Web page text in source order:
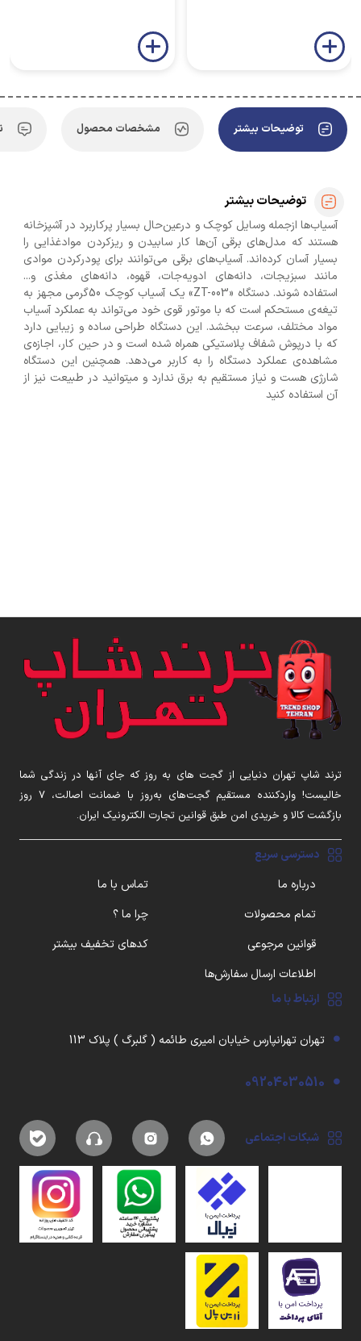
توضیحات بیشتر مشخصات محصول
توضیحات بیشتر
آسیاب‌ها ازجمله وسایل کوچک و درعین‌حال بسیار پرکاربرد در آشپزخانه
هستند که مدل‌های برقی آن‌ها کار سابیدن و ریزکردن موادغذایی را
بسیار آسان کرده‌اند. آسیاب‌های برقی می‌توانند برای پودرکردن موادی
مانند سبزیجات، دانه‌های ادویه‌جات، قهوه، دانه‌های مغذی و...
استفاده شوند. دستگاه «ZT-003» یک آسیاب کوچک 50گرمی مجهز به
تیغه‌ی مستحکم است که با موتور قوی خود می‌تواند به عملکرد آسیاب
مواد مختلف، سرعت ببخشد. این دستگاه طراحی ساده و زیبایی دارد
که با درپوش شفاف پلاستیکی همراه شده است و در حین کار، اجازه‌ی
مشاهده‌ی عملکرد دستگاه را به کاربر می‌دهد. همچنین این دستگاه
شارژی هست و نیاز مستقیم به برق ندارد و میتوانید در طبیعت نیز از
آن استفاده کنید
ترند شاپ تهران دنیایی از گجت های به روز که جای آنها در زندگی شما
خالیست! واردکننده مستقیم گجت‌های به‌روز با ضمانت اصالت، ۷ روز
بازگشت کالا و خریدی امن طبق قوانین تجارت الکترونیک ایران.
دسترسی سریع
درباره ما
تماس با ما
تمام محصولات
چرا ما ؟
قوانین مرجوعی
کدهای تخفیف بیشتر
اطلاعات ارسال سفارش‌ها
ارتباط با ما
تهران تهرانپارس خیابان امیری طائمه ( گلبرگ ) پلاک 113
09204030510
شبکات اجتماعی